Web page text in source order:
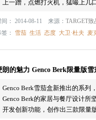
上一蹭，点燃打火机，猛嘬上
间： 2014-08-11 来源： TARGET致
： 雪茄 生活 态度 大卫·杜夫 麦
朗的魅力 Genco Berk限量版雪
Genco Berk雪茄盒新推出的系列
Genco Berk的家居与餐厅设计所
开发创新功能，创作出三款限量